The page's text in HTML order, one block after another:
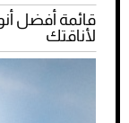
قائمة أفضل
لأناقتك